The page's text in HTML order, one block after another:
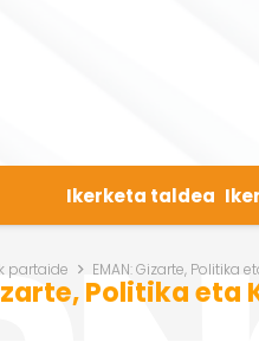
Ikerketa taldea
partaide EMAN: Gizarte, Politika
Politika